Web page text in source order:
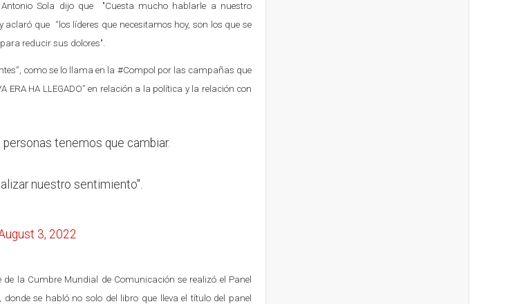
Sola dijo que "Cuesta mucho hablarle a nuestro
que “los líderes que necesitamos hoy, son los que se
reducir sus dolores".
como se lo llama en la #Compol por las campañas que
HA LLEGADO” en relación a la política y la relación con
personas tenemos que cambiar.
nuestro sentimiento".
3, 2022
la Cumbre Mundial de Comunicación se realizó el Panel
se habló no solo del libro que lleva el título del panel